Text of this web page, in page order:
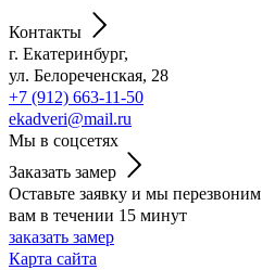
Контакты
г. Екатеринбург,
ул. Белореченская, 28
+7 (912) 663-11-50
ekadveri@mail.ru
Мы в соцсетях
Заказать замер
Оставьте заявку и мы перезвоним
вам в течении 15 минут
заказать замер
Карта сайта